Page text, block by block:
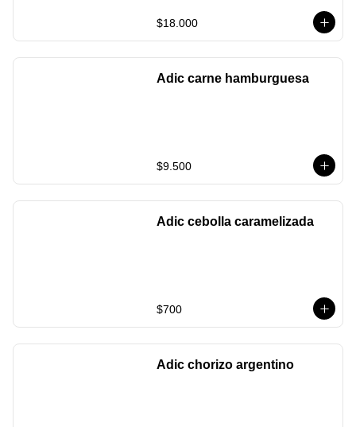
$18.000
Adic carne hamburguesa
$9.500
Adic cebolla caramelizada
$700
Adic chorizo argentino